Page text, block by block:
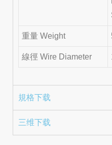
重量 Weight
線徑 Wire Diameter
規格下载
三维下载